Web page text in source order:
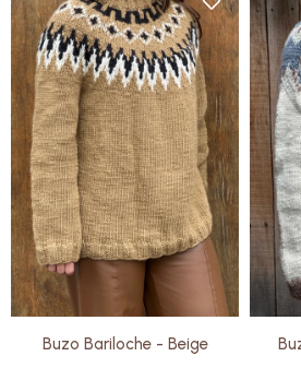
Tejido en pura lana Merino por
manos uruguayas, el Buzo
Bariloche combina abrigo
natural y diseño atemporal.
Su textura suave y su calce
relajado lo convierten en un
infaltable: cómodo para todos
los días, especial para cuando el
detalle importa.
Buzo Bariloche - Beige
los